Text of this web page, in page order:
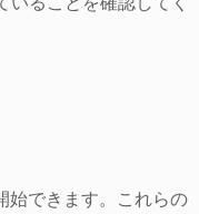
始できます。これらの